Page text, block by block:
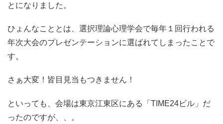
とになりました。
ひょんなこととは、選択理論心理学会で毎年１回行われる
年次大会のプレゼンテーションに選ばれてしまったことで
す。
さぁ大変！皆目見当もつきません！
といっても、会場は東京江東区にある「TIME24ビル」だ
ったのですが、、。